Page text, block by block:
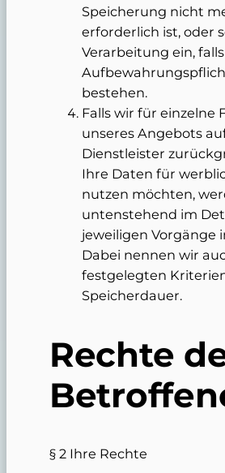
Speicherung nicht
erforderlich ist, oder
Verarbeitung ein,
bestehen.
Falls wir für einzelne
unseres Angebots
Dienstleister
Ihre Daten für
nutzen möchten,
untenstehend im
jeweiligen Vorgänge
Dabei nennen wir
festgelegten
Speicherdauer.
Rechte
§ 2 Ihre Rechte